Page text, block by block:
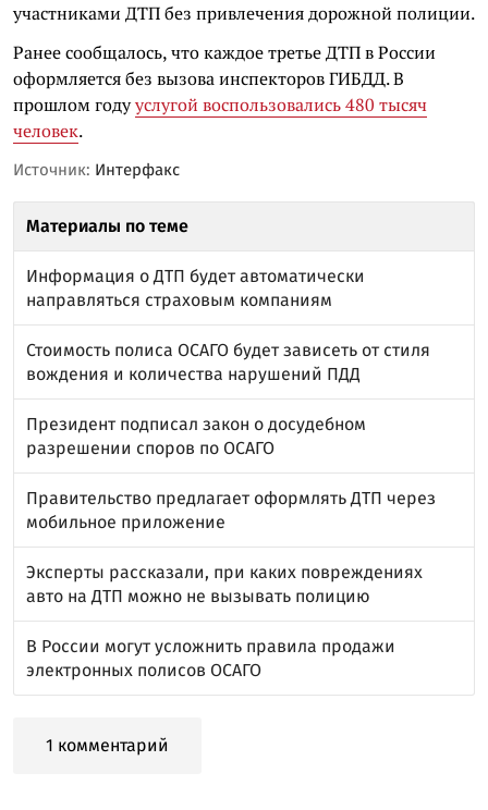
участниками ДТП без привлечения дорожной полиции.
Ранее сообщалось, что каждое третье ДТП в России
оформляется без вызова инспекторов ГИБДД. В
прошлом годууслугой воспользовались 480 тысяч
человек.
Источник: Интерфакс
Материалы по теме
Информация о ДТП будет автоматически
направляться страховым компаниям
Стоимость полиса ОСАГО будет зависеть от стиля
вождения и количества нарушений ПДД
Президент подписал закон о досудебном
разрешении споров по ОСАГО
Правительство предлагает оформлять ДТП через
мобильное приложение
Эксперты рассказали, при каких повреждениях
авто на ДТП можно не вызывать полицию
В России могут усложнить правила продажи
электронных полисов ОСАГО
1 комментарий